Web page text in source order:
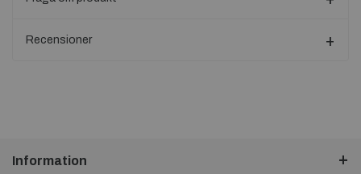
Recensioner
Information